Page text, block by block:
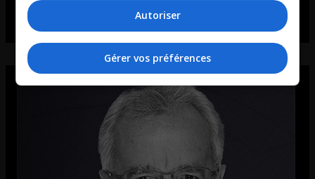
Autoriser
Gérer vos préférences